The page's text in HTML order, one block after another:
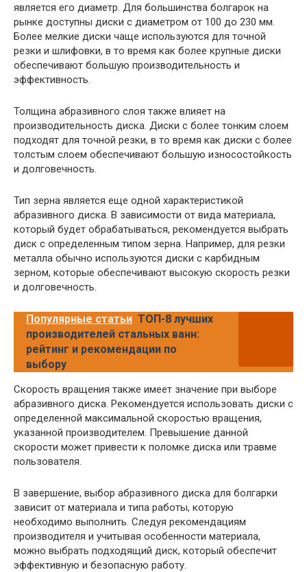
является его диаметр. Для большинства болгарок на
рынке доступны диски с диаметром от 100 до 230 мм.
Более мелкие диски чаще используются для точной
резки и шлифовки, в то время как более крупные диски
обеспечивают большую производительность и
эффективность.
Толщина абразивного слоя также влияет на
производительность диска. Диски с более тонким слоем
подходят для точной резки, в то время как диски с более
толстым слоем обеспечивают большую износостойкость
и долговечность.
Тип зерна является еще одной характеристикой
абразивного диска. В зависимости от вида материала,
который будет обрабатываться, рекомендуется выбрать
диск с определенным типом зерна. Например, для резки
металла обычно используются диски с карбидным
зерном, которые обеспечивают высокую скорость резки
и долговечность.
Популярные статьи ТОП-8 лучших
производителей стальных ванн:
рейтинг и рекомендации по
выбору
Скорость вращения также имеет значение при выборе
абразивного диска. Рекомендуется использовать диски с
определенной максимальной скоростью вращения,
указанной производителем. Превышение данной
скорости может привести к поломке диска или травме
пользователя.
В завершение, выбор абразивного диска для болгарки
зависит от материала и типа работы, которую
необходимо выполнить. Следуя рекомендациям
производителя и учитывая особенности материала,
можно выбрать подходящий диск, который обеспечит
эффективную и безопасную работу.